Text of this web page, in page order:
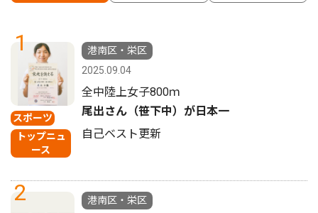
1
スポーツ
トップニュ
ース
港南区・栄区
2025.09.04
全中陸上女子800ｍ
尾出さん（笹下中）が日本一
自己ベスト更新
2
港南区・栄区